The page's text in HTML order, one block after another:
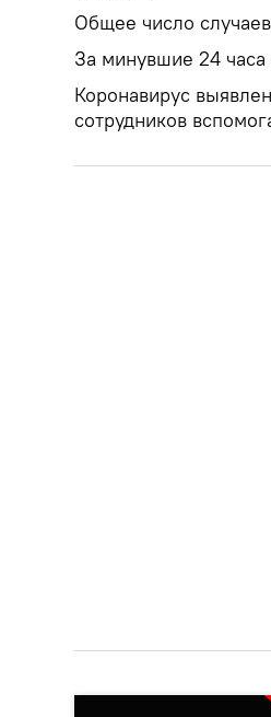
Общее число
За минувшие 24
Коронавирус
сотрудников